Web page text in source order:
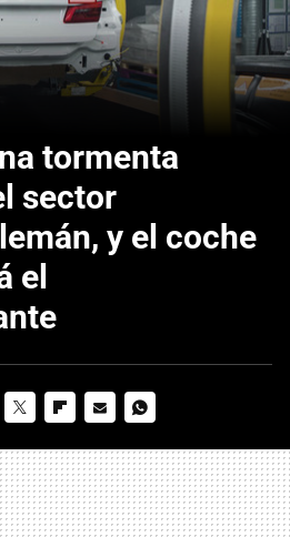
tormenta
sector
y el coche
el
MAIL